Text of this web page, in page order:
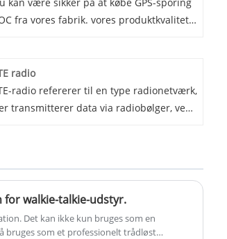
fra vores fabrik. vores produktkvalitet
Tracking POC (Proof of Concept).
banebrydende enhed leverer
nøjagtighed og pålidelighed,
radio
radio refererer til en type radionetværk,
transmitterer data via radiobølger, ved
kommunikationsteknologi med 3GPP
en 4G-netværksteknologi i spidsen. Den
teknologier såsom OFDM
Frequency Division
for walkie-talkie-udstyr.
Det kan ikke kun bruges som en
bruges som et professionelt trådløst